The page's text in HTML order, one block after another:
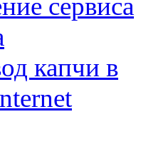
сервиса
капчи в